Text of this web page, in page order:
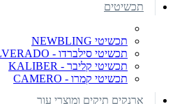
תכשיטים
תכשיטי NEWBLING
תכשיטי סילברדו - SILVERADO
תכשיטי קליבר - KALIBER
תכשיטי קמרו - CAMERO
ארנקים תיקים ומוצרי עור